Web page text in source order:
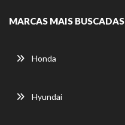
MARCAS MAIS BUSCADAS
Honda
Hyundai